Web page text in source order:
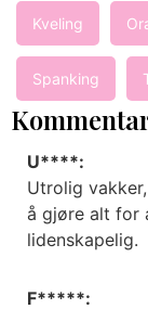
Kveling
Spanking
U****:
Utrolig
å gjøre alt for
lidenskapelig.
F*****: